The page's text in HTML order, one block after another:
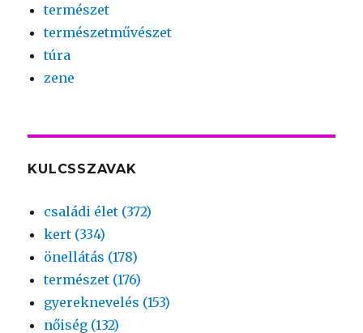
természet
természetművészet
túra
zene
KULCSSZAVAK
családi élet (372)
kert (334)
önellátás (178)
természet (176)
gyereknevelés (153)
nőiség (132)